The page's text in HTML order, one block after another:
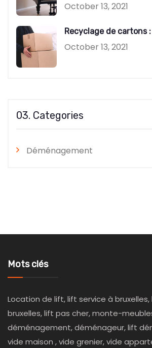
October 13, 2021
Recyclage de cartons
October 13, 2021
03. Categories
Déménagement
Mots clés
Location de lift, lift service à
bruxelles, lift pas cher, monte-
déménagement, déménageur, lift
vide maison , vide grenier, vide